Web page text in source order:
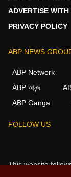
ADVERTISE WITH
PRIVACY POLICY
ABP NEWS
ABP Network
ABP আনন্দ
ABP Ganga
FOLLOW US
This website
We use cookies